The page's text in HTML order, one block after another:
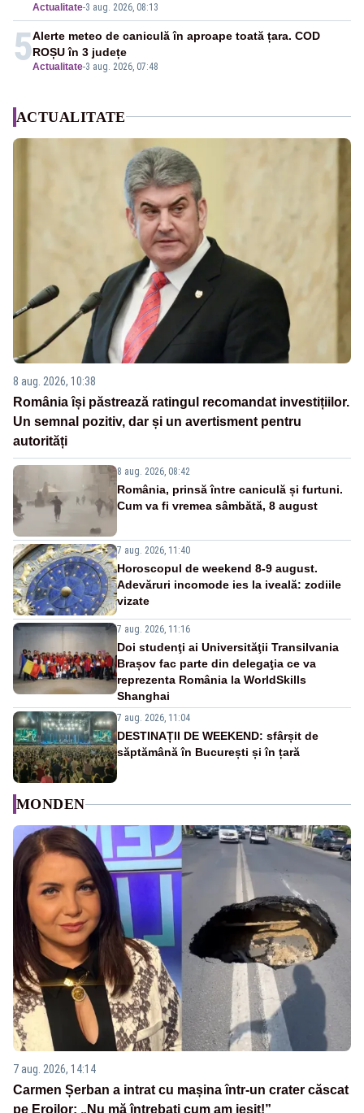
Actualitate-3 aug. 2026, 08:13
5Actualitate-3 aug. 2026, 07:48
Alerte meteo de caniculă în aproape toată țara. COD
ROȘU în 3 județe
ACTUALITATE
8 aug. 2026, 10:38
România își păstrează ratingul recomandat investițiilor.
Un semnal pozitiv, dar și un avertisment pentru
autorități
8 aug. 2026, 08:42
România, prinsă între caniculă și furtuni.
Cum va fi vremea sâmbătă, 8 august
7 aug. 2026, 11:40
Horoscopul de weekend 8-9 august.
Adevăruri incomode ies la iveală: zodiile
vizate
7 aug. 2026, 11:16
Doi studenţi ai Universităţii Transilvania
Brașov fac parte din delegaţia ce va
reprezenta România la WorldSkills
Shanghai
7 aug. 2026, 11:04
DESTINAȚII DE WEEKEND: sfârșit de
săptămână în București și în țară
MONDEN
7 aug. 2026, 14:14
Carmen Șerban a intrat cu mașina într-un crater căscat
pe Eroilor: „Nu mă întrebați cum am ieșit!”